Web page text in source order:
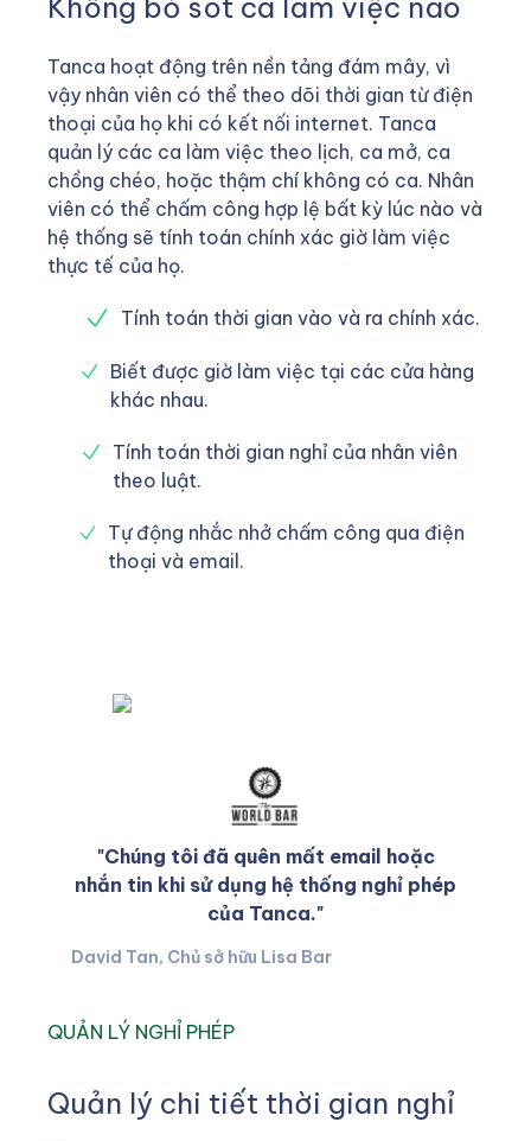
Tanca hoạt động trên nền tảng đám mây, vì
vậy nhân viên có thể theo dõi thời gian từ điện
thoại của họ khi có kết nối internet. Tanca
quản lý các ca làm việc theo lịch, ca mở, ca
chồng chéo, hoặc thậm chí không có ca. Nhân
viên có thể chấm công hợp lệ bất kỳ lúc nào và
hệ thống sẽ tính toán chính xác giờ làm việc
thực tế của họ.
Tính toán thời gian vào và ra chính xác.
Biết được giờ làm việc tại các cửa hàng
khác nhau.
Tính toán thời gian nghỉ của nhân viên
theo luật.
Tự động nhắc nhở chấm công qua điện
thoại và email.
"Chúng tôi đã quên mất email hoặc
nhắn tin khi sử dụng hệ thống nghỉ phép
của Tanca."
David Tan, Chủ sở hữu Lisa Bar
QUẢN LÝ NGHỈ PHÉP
Quản lý chi tiết thời gian nghỉ